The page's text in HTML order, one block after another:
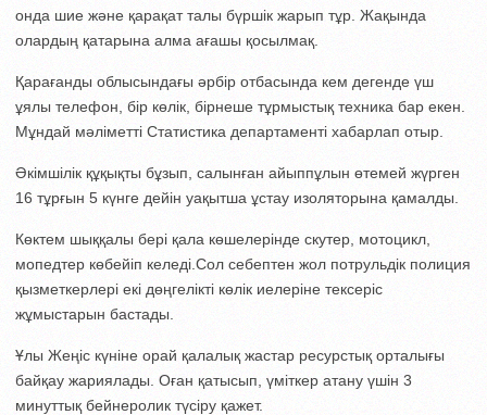
онда шие және қарақат талы бүршік жарып тұр. Жақында
олардың қатарына алма ағашы қосылмақ.
Қарағанды облысындағы әрбір отбасында кем дегенде үш
ұялы телефон, бір көлік, бірнеше тұрмыстық техника бар екен.
Мұндай мәліметті Статистика департаменті хабарлап отыр.
Әкімшілік құқықты бұзып, салынған айыппұлын өтемей жүрген
16 тұрғын 5 күнге дейін уақытша ұстау изоляторына қамалды.
Көктем шыққалы бері қала көшелерінде скутер, мотоцикл,
мопедтер көбейіп келеді.Сол себептен жол потрульдік полиция
қызметкерлері екі дөңгелікті көлік иелеріне тексеріс
жұмыстарын бастады.
Ұлы Жеңіс күніне орай қалалық жастар ресурстық орталығы
байқау жариялады. Оған қатысып, үміткер атану үшін 3
минуттық бейнеролик түсіру қажет.